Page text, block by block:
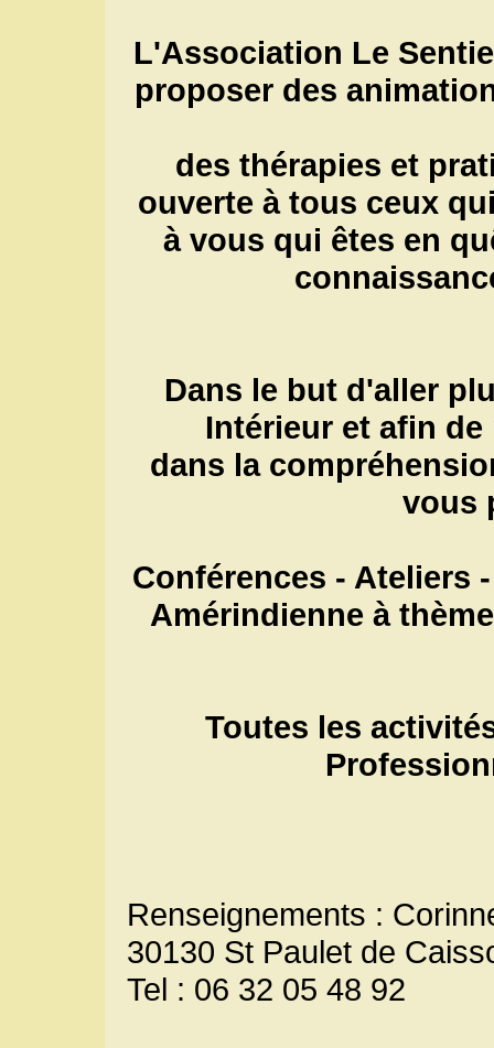
L'Association Le
proposer des
des thérapies et
ouverte à tous ceux
à vous qui êtes en
Dans le but d'aller
Intérieur et afin
dans la
vous
Conférences - Ateliers
Amérindienne à
Toutes les
Renseignements :
30130 St Paulet de
Tel : 06 32 05 48 92